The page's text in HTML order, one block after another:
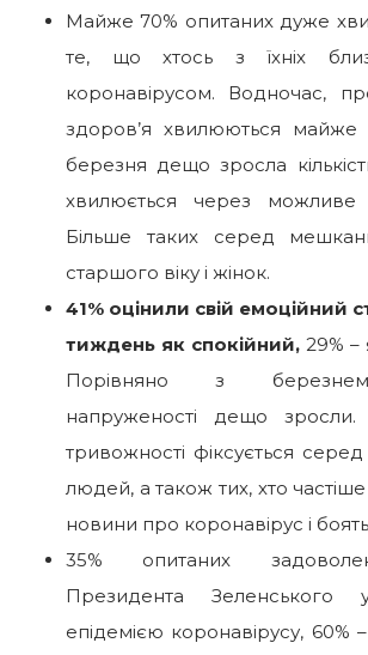
Майже 70% опитаних дуже
те, що хтось з їхніх
коронавірусом. Водночас,
здоров’я хвилюються майже
березня дещо зросла
хвилюється через можливе
Більше таких серед
старшого віку і жінок.
41% оцінили свій емоційний
тиждень як спокійний, 29%
Порівняно з
напруженості дещо
тривожності фіксується
людей, а також тих, хто
новини про коронавірус і
35% опитаних
Президента Зеленського
епідемією коронавірусу, 60%